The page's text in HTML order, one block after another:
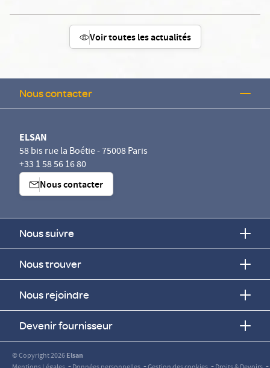
Voir toutes les actualités
Nous contacter
ELSAN
58 bis rue la Boétie - 75008 Paris
+33 1 58 56 16 80
Nous contacter
Nous suivre
Nous trouver
Nous rejoindre
Devenir fournisseur
© Copyright 2026Elsan